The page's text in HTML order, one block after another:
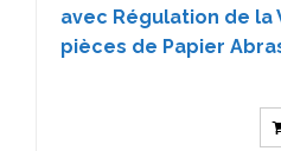
avec Régulation de la
pièces de Papier